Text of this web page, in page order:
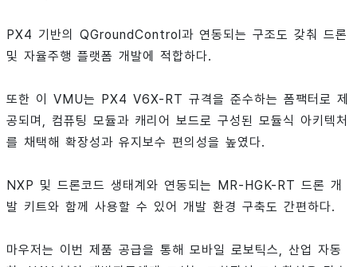
PX4 기반의 QGroundControl과 연동되는 구조도 갖춰 드론
및 자율주행 플랫폼 개발에 적합하다.
또한 이 VMU는 PX4 V6X-RT 규격을 준수하는 폼팩터로 제
공되며, 컴퓨팅 모듈과 캐리어 보드로 구성된 모듈식 아키텍처
를 채택해 확장성과 유지보수 편의성을 높였다.
NXP 및 드론코드 생태계와 연동되는 MR-HGK-RT 드론 개
발 키트와 함께 사용할 수 있어 개발 환경 구축도 간편하다.
마우저는 이번 제품 공급을 통해 모바일 로보틱스, 산업 자동